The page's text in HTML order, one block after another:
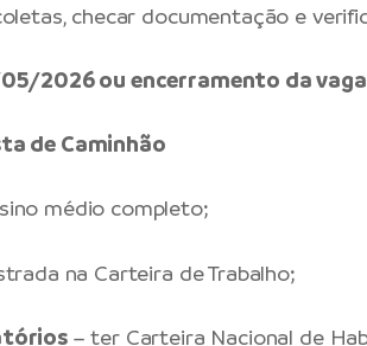
checar documentação e
2026 ou encerramento da vaga
de Caminhão
médio completo;
na Carteira de Trabalho;
– ter Carteira Nacional de